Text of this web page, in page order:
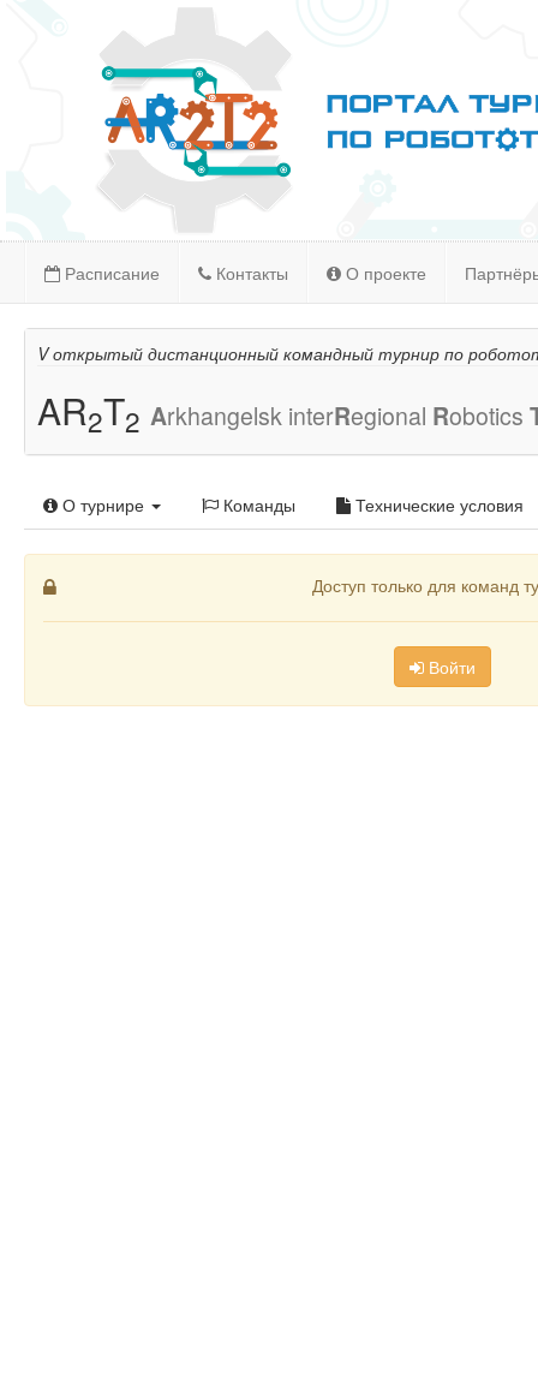
Расписание Контакты О проекте
V открытый дистанционный командный турнир по
AR2T2 Arkhangelsk interRegional Robotics
О турнире Команды Технические условия
Доступ только для команд
Войти